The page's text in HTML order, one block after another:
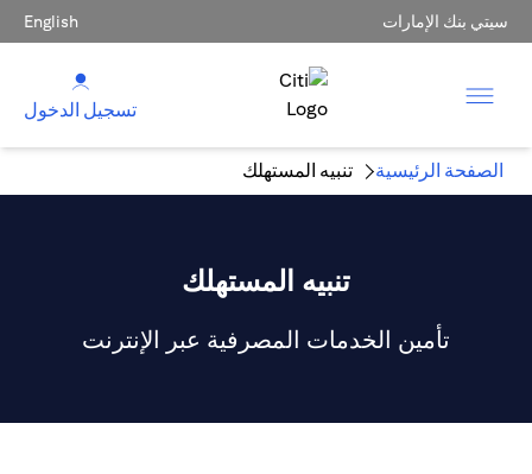
سيتي بنك الإمارات English
تسجيل الدخول
الصفحة الرئيسية تنبيه المستهلك
تنبيه المستهلك
تأمين الخدمات المصرفية عبر الإنترنت